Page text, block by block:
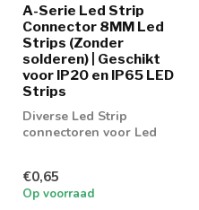
A-Serie Led Strip
Connector 8MM Led
Strips (Zonder
solderen) | Geschikt
voor IP20 en IP65 LED
Strips
Diverse Led Strip
connectoren voor Led
€0,65
Op voorraad